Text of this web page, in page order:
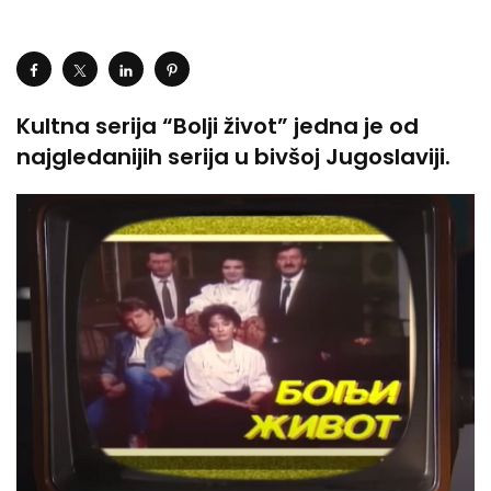
Kultna serija “Bolji život” jedna je od
najgledanijih serija u bivšoj Jugoslaviji.